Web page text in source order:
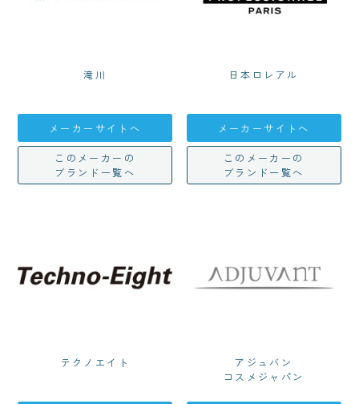
滝川
メーカーサイトへ
このメーカーの
ブランド一覧へ
日本ロレアル
メーカーサイトへ
このメーカーの
ブランド一覧へ
テクノエイト
アジュバン
コスメジャパン